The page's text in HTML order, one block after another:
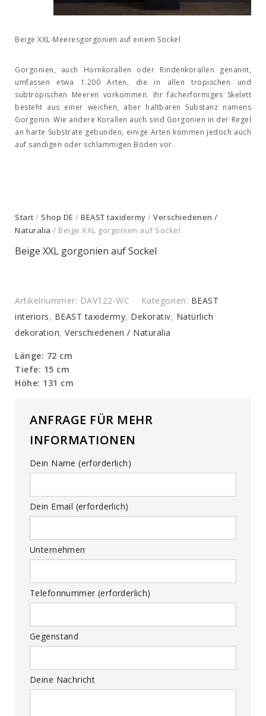
Beige XXL-Meeresgorgonien auf einem Sockel
Gorgonien, auch Hornkorallen oder Rindenkorallen genannt,
umfassen etwa 1.200 Arten, die in allen tropischen und
subtropischen Meeren vorkommen. Ihr fächerförmiges Skelett
besteht aus einer weichen, aber haltbaren Substanz namens
Gorgonin. Wie andere Korallen auch sind Gorgonien in der Regel
an harte Substrate gebunden, einige Arten kommen jedoch auch
auf sandigen oder schlammigen Böden vor.
Start / Shop DE / BEAST taxidermy / Verschiedenen /
Naturalia / Beige XXL gorgonien auf Sockel
Beige XXL gorgonien auf Sockel
Artikelnummer: DAV122-WC Kategorien: BEAST
interiors, BEAST taxidermy, Dekorativ, Natürlich
dekoration, Verschiedenen / Naturalia
Länge: 72 cm
Tiefe: 15 cm
Höhe: 131 cm
ANFRAGE FÜR MEHR
INFORMATIONEN
Dein Name (erforderlich)
Dein Email (erforderlich)
Unternehmen
Telefonnummer (erforderlich)
Gegenstand
Deine Nachricht